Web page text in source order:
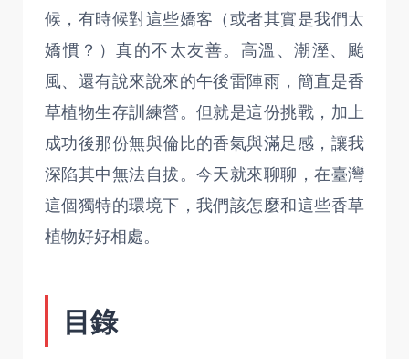
候，有時候對這些嬌客（或者其實是我們太
嬌慣？）真的不太友善。高溫、潮溼、颱
風、還有說來說來的午後雷陣雨，簡直是香
草植物生存訓練營。但就是這份挑戰，加上
成功後那份無與倫比的香氣與滿足感，讓我
深陷其中無法自拔。今天就來聊聊，在臺灣
這個獨特的環境下，我們該怎麼和這些香草
植物好好相處。
目錄